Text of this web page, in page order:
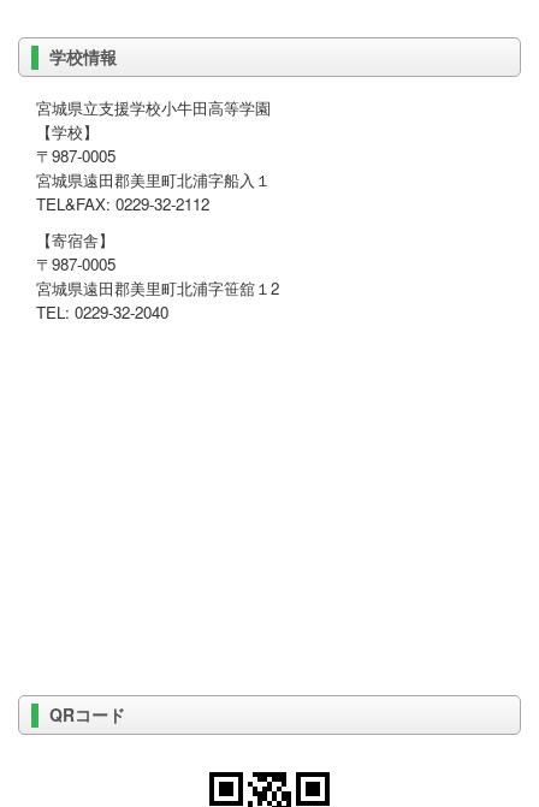
学校情報
宮城県立支援学校小牛田高等学園
【学校】
〒987-0005
宮城県遠田郡美里町北浦字船入１
TEL&FAX: 0229-32-2112
【寄宿舎】
〒987-0005
宮城県遠田郡美里町北浦字笹舘１2
TEL: 0229-32-2040
QRコード